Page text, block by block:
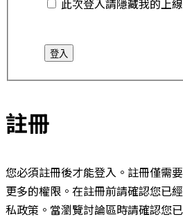
此次登入請隱藏我的上
註冊
您必須註冊後才能登入。註冊僅需
更多的權限。在註冊前請確認您已
私政策。當瀏覽討論區時請確認您